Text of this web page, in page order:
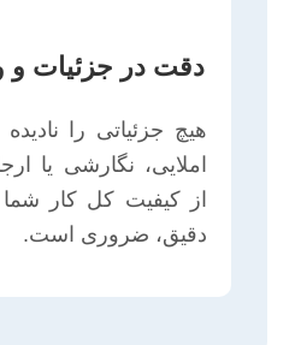
دقت در جزئیات و
هیچ جزئیاتی را
املایی، نگارشی یا
از کیفیت کل کار شما
دقیق، ضروری است.